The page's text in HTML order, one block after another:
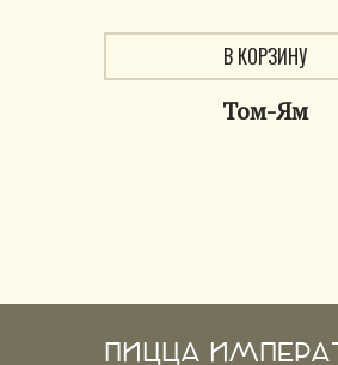
В КОРЗИНУ
Том-Ям
ПИЦЦА